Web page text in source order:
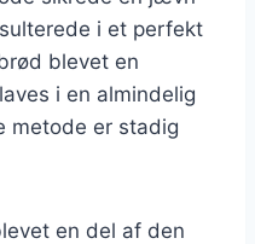
i et perfekt
blevet en
i en almindelig
metode er stadig
en del af den